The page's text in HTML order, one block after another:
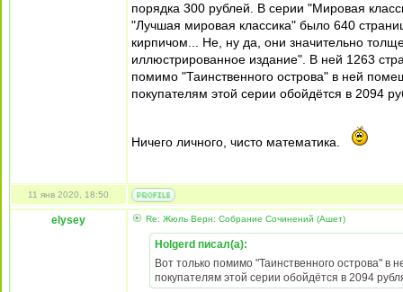
порядка 300 рублей. В серии "Мировая
"Лучшая мировая классика" было 640
кирпичом... Не, ну да, они значительно
иллюстрированное издание". В ней 1263
помимо "Таинственного острова" в ней
покупателям этой серии обойдётся в 2094
Ничего личного, чисто математика.
11 янв 2020, 18:50
elysey Re: Жюль Верн: Собрание Сочинений (Ашет)
Holgerd писал(а):
Вот только помимо "Таинственного острова" в
покупателям этой серии обойдётся в 2094